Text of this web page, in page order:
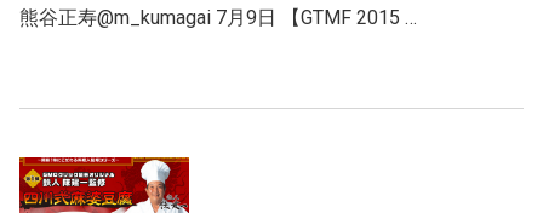
熊谷正寿@m_kumagai 7月9日 【GTMF 2015 …